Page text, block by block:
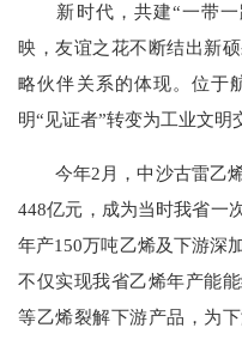
新时代，共建“一带一
映，友谊之花不断结出新
略伙伴关系的体现。位于
明“见证者”转变为工业文明
今年2月，中沙古雷乙烯
448亿元，成为当时我省一
年产150万吨乙烯及下游深
不仅实现我省乙烯年产能
等乙烯裂解下游产品，为